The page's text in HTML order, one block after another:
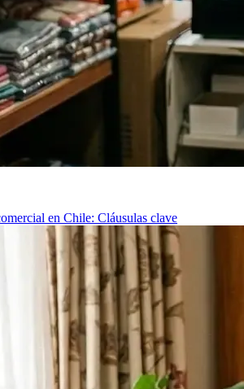
en Chile: Cláusulas clave